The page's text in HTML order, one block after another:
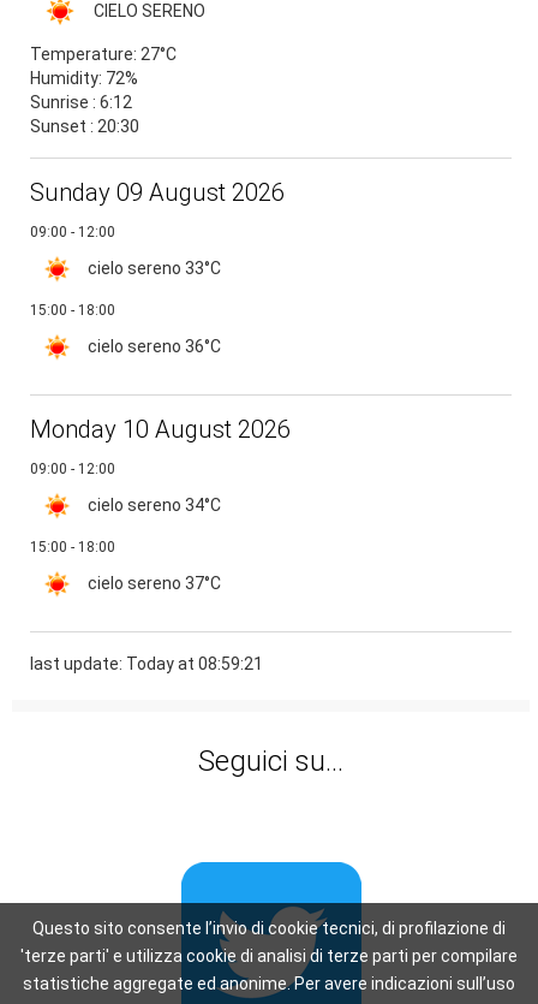
CIELO SERENO
Temperature: 27°C
Humidity: 72%
Sunrise : 6:12
Sunset : 20:30
Sunday 09 August 2026
09:00 - 12:00
cielo sereno 33°C
15:00 - 18:00
cielo sereno 36°C
Monday 10 August 2026
09:00 - 12:00
cielo sereno 34°C
15:00 - 18:00
cielo sereno 37°C
last update: Today at 08:59:21
Seguici su...
Questo sito consente l’invio di cookie tecnici, di profilazione di
'terze parti' e utilizza cookie di analisi di terze parti per compilare
statistiche aggregate ed anonime. Per avere indicazioni sull’uso